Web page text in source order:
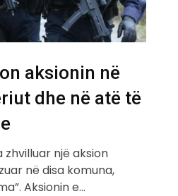
aksionin në
dhe në atë të
zhvilluar një aksion
në disa komuna,
Aksionin e…